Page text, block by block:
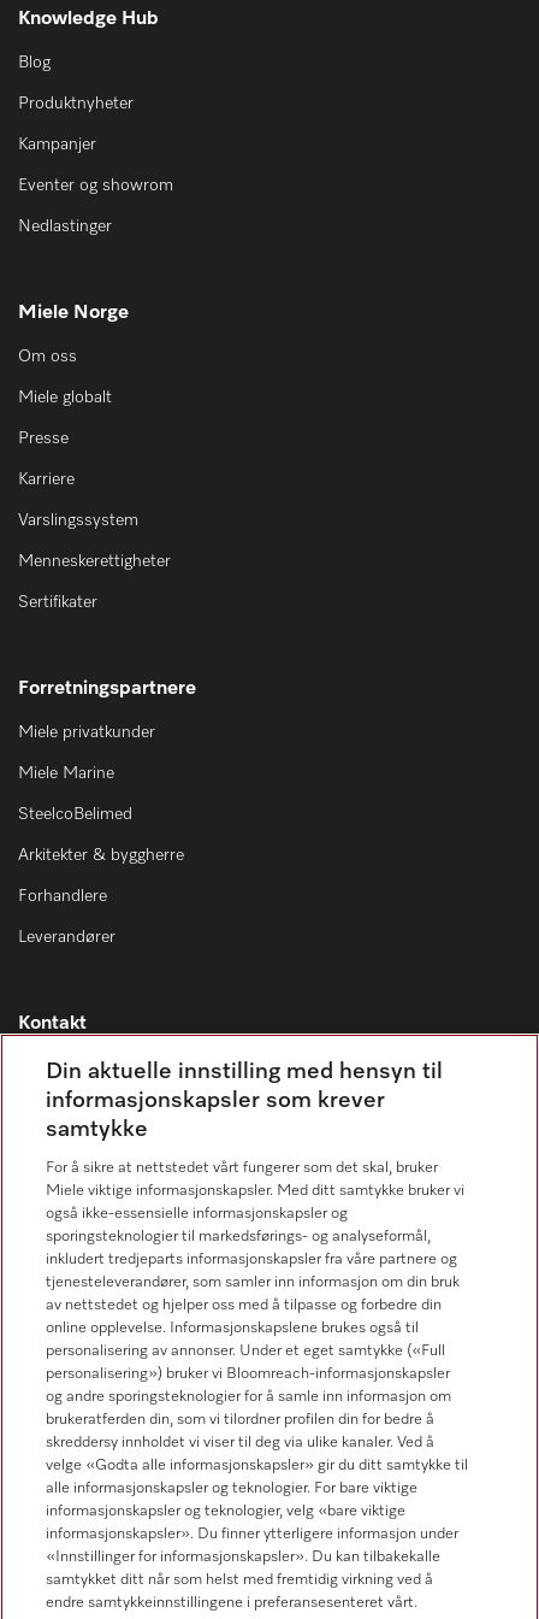
Knowledge Hub
Blog
Produktnyheter
Kampanjer
Eventer og showrom
Nedlastinger
Miele Norge
Om oss
Miele globalt
Presse
Karriere
Varslingssystem
Menneskerettigheter
Sertifikater
Forretningspartnere
Miele privatkunder
Miele Marine
SteelcoBelimed
Arkitekter & byggherre
Forhandlere
Leverandører
Kontakt
Kontaktoversikt
Miele Professional Service
67 17 34 40
Forbrukerkontakt
67 17 31 00
Forhandlersøk
Følg Miele Professional
Din aktuelle innstilling med hensyn til
informasjonskapsler som krever
samtykke
For å sikre at nettstedet vårt fungerer som det skal, bruker
Miele viktige informasjonskapsler. Med ditt samtykke bruker vi
også ikke-essensielle informasjonskapsler og
sporingsteknologier til markedsførings- og analyseformål,
inkludert tredjeparts informasjonskapsler fra våre partnere og
tjenesteleverandører, som samler inn informasjon om din bruk
av nettstedet og hjelper oss med å tilpasse og forbedre din
online opplevelse. Informasjonskapslene brukes også til
personalisering av annonser. Under et eget samtykke («Full
personalisering») bruker vi Bloomreach-informasjonskapsler
og andre sporingsteknologier for å samle inn informasjon om
brukeratferden din, som vi tilordner profilen din for bedre å
skreddersy innholdet vi viser til deg via ulike kanaler. Ved å
velge «Godta alle informasjonskapsler» gir du ditt samtykke til
alle informasjonskapsler og teknologier. For bare viktige
informasjonskapsler og teknologier, velg «bare viktige
informasjonskapsler». Du finner ytterligere informasjon under
«Innstillinger for informasjonskapsler». Du kan tilbakekalle
samtykket ditt når som helst med fremtidig virkning ved å
endre samtykkeinnstillingene i preferansesenteret vårt.